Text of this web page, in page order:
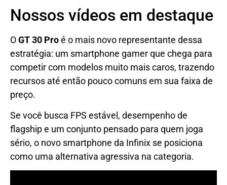
Nossos vídeos em destaque
OGT 30 Proé o mais novo representante dessa
estratégia: um smartphone gamer que chega para
competir com modelos muito mais caros, trazendo
recursos até então pouco comuns em sua faixa de
preço.
Se você busca FPS estável, desempenho de
flagship e um conjunto pensado para quem joga
sério, o novo smartphone da Infinix se posiciona
como uma alternativa agressiva na categoria.